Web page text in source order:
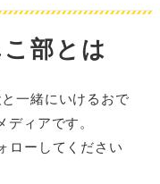
部とは
一緒にいけるおで
ィアです。
ローしてください